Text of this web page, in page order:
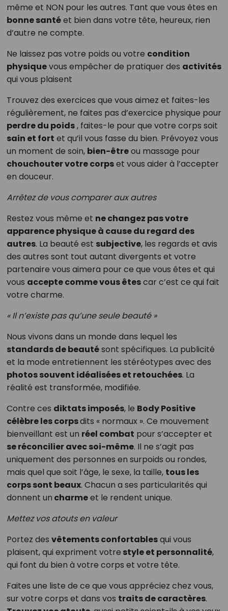
même et NON pour les autres. Tant que vous êtes en
bonne santéet bien dans votre tête, heureux, rien
d’autre ne compte.
Ne laissez pas votre poids ou votre condition
physiquevous empêcher de pratiquer des activités
qui vous plaisent
Trouvez des exercices que vous aimez et faites-les
régulièrement, ne faites pas d’exercice physique pour
perdre du poids, faites-le pour que votre corps soit
sain et fort et qu’il vous fasse du bien. Prévoyez vous
un moment de soin, bien-êtreou massage pour
chouchouter votre corpset vous aider à l’accepter
en douceur.
Arrêtez de vous comparer aux autres
Restez vous même et ne changez pas votre
apparence physique à cause du regard des
autres. La beauté est subjective, les regards et avis
des autres sont tout autant divergents et votre
partenaire vous aimera pour ce que vous êtes et qui
vous accepte comme vous êtescar c’est ce qui fait
votre charme.
« Il n’existe pas qu’une seule beauté »
Nous vivons dans un monde dans lequel les
standards de beautésont spécifiques. La publicité
et la mode entretiennent les stéréotypes avec des
photos souvent idéalisées et retouchées. La
réalité est transformée, modifiée.
Contre ces diktats imposés, le Body Positive
célèbre les corpsdits « normaux ». Ce mouvement
bienveillant est un réel combat pour s’accepter et
se réconcilier avec soi-même. Il ne s’agit pas
uniquement des personnes en surpoids ou rondes,
mais quel que soit l’âge, le sexe, la taille, tous les
corps sont beaux. Chacun a ses particularités qui
donnent un charmeet le rendent unique.
Mettez vos atouts en valeur
Portez des vêtements confortablesqui vous
plaisent, qui expriment votre style et personnalité,
qui font du bien à votre corps et votre tête.
Faites une liste de ce que vous appréciez chez vous,
sur votre corps et dans vos traits de caractères.